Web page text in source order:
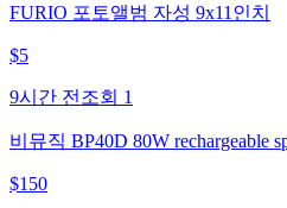
FURIO 포토앨범 자성 9x11인치
$5
9시간 전 조회 1
비뮤직 BP40D 80W rechargeable
$150